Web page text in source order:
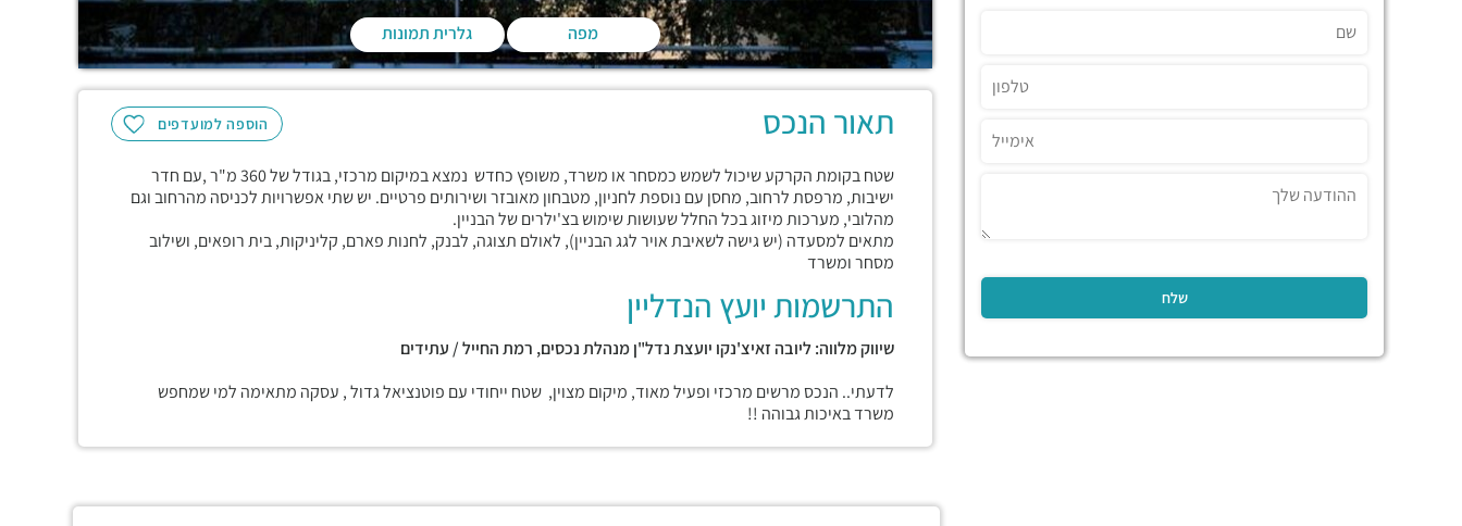
מפה גלרית תמונות
הוספה למועדפים תאור הנכס
שטח בקומת הקרקע שיכול לשמש כמסחר או משרד, משופץ כחדש נמצא במיקום מרכזי, בגודל של 360 מ"ר ,עם חדר
ישיבות, מרפסת לרחוב, מחסן עם נוספת לחניון, מטבחון מאובזר ושירותים פרטיים. יש שתי אפשרויות לכניסה מהרחוב וגם
מהלובי, מערכות מיזוג בכל החלל שעושות שימוש בצ'ילרים של הבניין.
מתאים למסעדה (יש גישה לשאיבת אויר לגג הבניין), לאולם תצוגה, לבנק, לחנות פארם, קליניקות, בית רופאים, ושילוב
מסחר ומשרד
התרשמות יועץ הנדליין
שיווק מלווה: ליובה זאיצ'נקו יועצת נדל"ן מנהלת נכסים, רמת החייל / עתידים
לדעתי.. הנכס מרשים מרכזי ופעיל מאוד, מיקום מצוין, שטח ייחודי עם פוטנציאל גדול , עסקה מתאימה למי שמחפש
משרד באיכות גבוהה !!